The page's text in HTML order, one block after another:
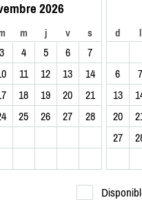
2026
m j v s
3 4 5 6
7
11 12 13
14
18 19 20
21
25 26 27
28
d l
6
7
13
20
27